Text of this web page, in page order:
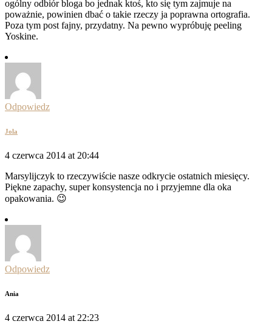
ogólny odbiór bloga bo jednak ktoś, kto się tym zajmuje na
poważnie, powinien dbać o takie rzeczy ja poprawna ortografia.
Poza tym post fajny, przydatny. Na pewno wypróbuję peeling
Yoskine.
Odpowiedz
Jola
4 czerwca 2014 at 20:44
Marsylijczyk to rzeczywiście nasze odkrycie ostatnich miesięcy.
Piękne zapachy, super konsystencja no i przyjemne dla oka
opakowania. 😉
Odpowiedz
Ania
4 czerwca 2014 at 22:23